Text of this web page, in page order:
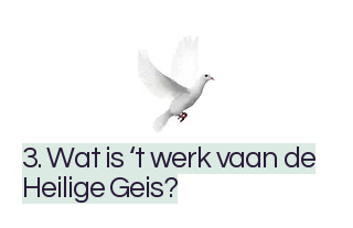
3. Wat is ‘t werk vaan de
Heilige Geis?